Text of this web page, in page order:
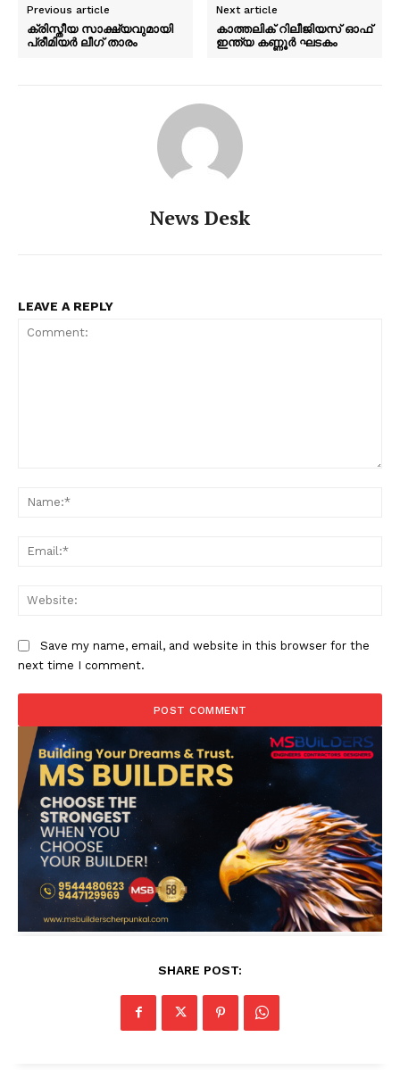
Previous article
ക്രിസ്തീയ സാക്ഷ്യവുമായി
പ്രീമിയർ ലീഗ് താരം
Next article
കാത്തലിക് റിലീജിയസ് ഓഫ്
ഇന്ത്യ കണ്ണൂർ ഘടകം
News Desk
LEAVE A REPLY
Save my name, email, and website in this browser for the
next time I comment.
SHARE POST: